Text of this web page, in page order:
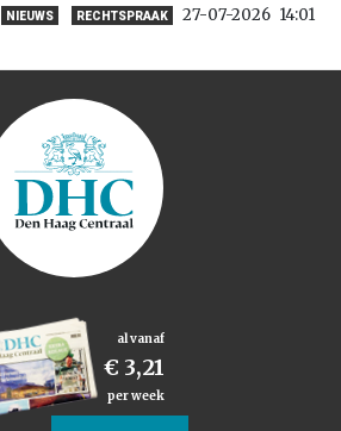
NIEUWS RECHTSPRAAK 27-07-2026 14:01
al vanaf
€ 3,21
per week